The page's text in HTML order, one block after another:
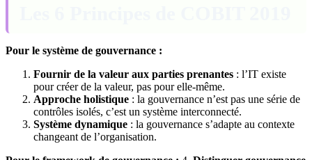
Pour le système de gouvernance :
Fournir de la valeur aux parties prenantes : l’IT existe
pour créer de la valeur, pas pour elle-même.
Approche holistique : la gouvernance n’est pas une série de
contrôles isolés, c’est un système interconnecté.
Système dynamique : la gouvernance s’adapte au contexte
changeant de l’organisation.